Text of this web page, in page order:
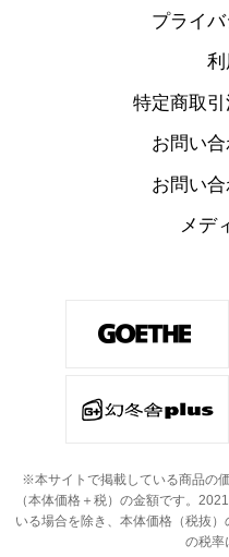
プライ
利
特定商取
お問い合
お問い合
メデ
※本サイトで掲載している商品の
（本体価格＋税）の金額です。
いる場合を除き、本体価格（税抜）
の税率